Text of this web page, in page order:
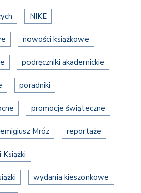
NIKE
nowości książkowe
podręczniki akademickie
poradniki
promocje świąteczne
Mróz reportaże
Książki
wydania kieszonkowe